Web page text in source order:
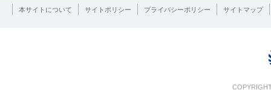
本サイトについて サイトポリシー プライバシーポリシー サイトマップ